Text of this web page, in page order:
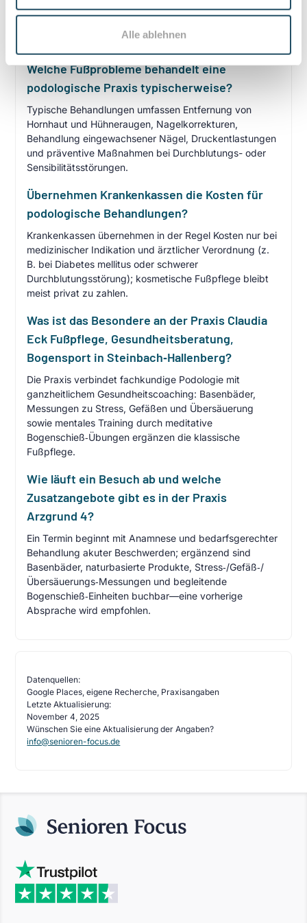
Alle ablehnen
empfehlenswert bei Schmerzen, Druckstellen oder bei
Vermeidung von Komplikationen.
Welche Fußprobleme behandelt eine
podologische Praxis typischerweise?
Typische Behandlungen umfassen Entfernung von
Hornhaut und Hühneraugen, Nagelkorrekturen,
Behandlung eingewachsener Nägel, Druckentlastungen
und präventive Maßnahmen bei Durchblutungs- oder
Sensibilitätsstörungen.
Übernehmen Krankenkassen die Kosten für
podologische Behandlungen?
Krankenkassen übernehmen in der Regel Kosten nur bei
medizinischer Indikation und ärztlicher Verordnung (z.
B. bei Diabetes mellitus oder schwerer
Durchblutungsstörung); kosmetische Fußpflege bleibt
meist privat zu zahlen.
Was ist das Besondere an der Praxis Claudia
Eck Fußpflege, Gesundheitsberatung,
Bogensport in Steinbach‑Hallenberg?
Die Praxis verbindet fachkundige Podologie mit
ganzheitlichem Gesundheitscoaching: Basenbäder,
Messungen zu Stress, Gefäßen und Übersäuerung
sowie mentales Training durch meditative
Bogenschieß‑Übungen ergänzen die klassische
Fußpflege.
Wie läuft ein Besuch ab und welche
Zusatzangebote gibt es in der Praxis
Arzgrund 4?
Ein Termin beginnt mit Anamnese und bedarfsgerechter
Behandlung akuter Beschwerden; ergänzend sind
Basenbäder, naturbasierte Produkte, Stress‑/Gefäß‑/
Übersäuerungs‑Messungen und begleitende
Bogenschieß‑Einheiten buchbar—eine vorherige
Absprache wird empfohlen.
Datenquellen:
Google Places, eigene Recherche, Praxisangaben
Letzte Aktualisierung:
November 4, 2025
Wünschen Sie eine Aktualisierung der Angaben?
info@senioren-focus.de